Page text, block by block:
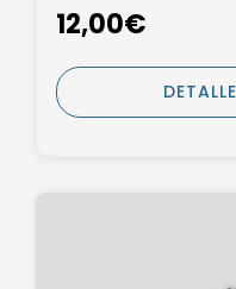
12,00€